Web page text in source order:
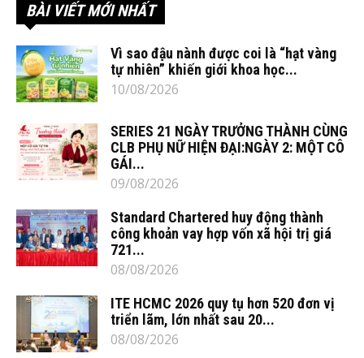
BÀI VIẾT MỚI NHẤT
Vì sao đậu nành được coi là “hạt vàng
tự nhiên” khiến giới khoa học...
10/08/2026
SERIES 21 NGÀY TRƯỞNG THÀNH CÙNG
CLB PHỤ NỮ HIỆN ĐẠI:NGÀY 2: MỘT CÔ
GÁI...
09/08/2026
Standard Chartered huy động thành
công khoản vay hợp vốn xã hội trị giá
721...
08/08/2026
ITE HCMC 2026 quy tụ hơn 520 đơn vị
triển lãm, lớn nhất sau 20...
08/08/2026